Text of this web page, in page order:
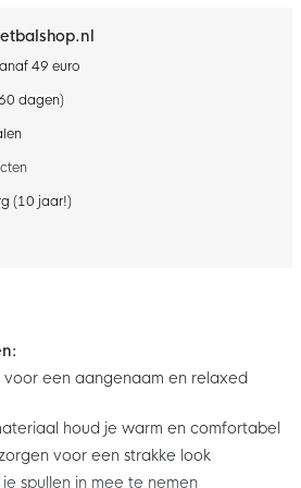
49 euro
dagen)
(10 jaar!)
een aangenaam en relaxed
houd je warm en comfortabel
voor een strakke look
spullen in mee te nemen